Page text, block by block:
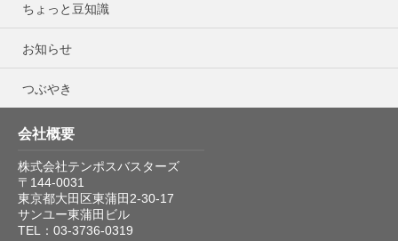
ちょっと豆知識
お知らせ
つぶやき
会社概要
株式会社テンポスバスターズ
〒144-0031
東京都大田区東蒲田2-30-17
サンユー東蒲田ビル
TEL：03-3736-0319